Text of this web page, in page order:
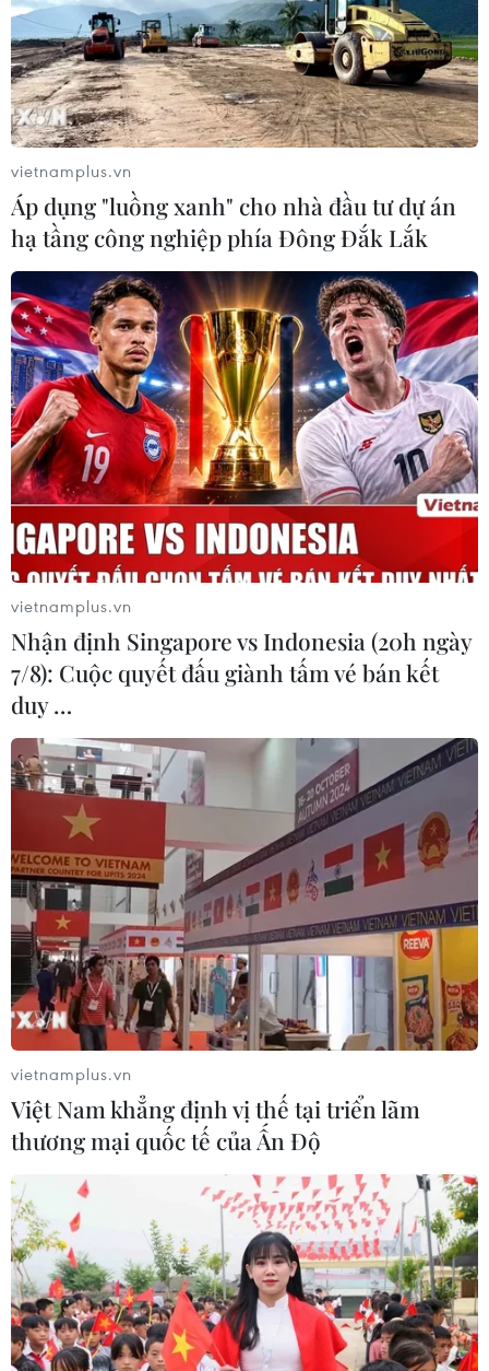
vietnamplus.vn
Áp dụng "luồng xanh" cho nhà đầu tư dự án
hạ tầng công nghiệp phía Đông Đắk Lắk
vietnamplus.vn
Nhận định Singapore vs Indonesia (20h ngày
7/8): Cuộc quyết đấu giành tấm vé bán kết
duy …
vietnamplus.vn
Việt Nam khẳng định vị thế tại triển lãm
thương mại quốc tế của Ấn Độ